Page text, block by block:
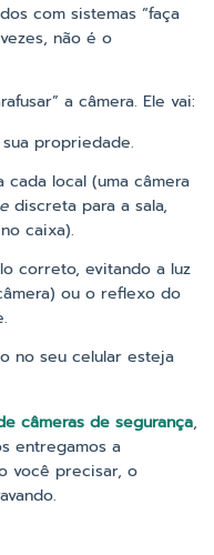
com sistemas “faça
não é o
a câmera. Ele vai:
propriedade.
cada local (uma câmera
discreta para a sala,
caixa).
correto, evitando a luz
ou o reflexo do
no seu celular esteja
câmeras de segurança,
entregamos a
você precisar, o